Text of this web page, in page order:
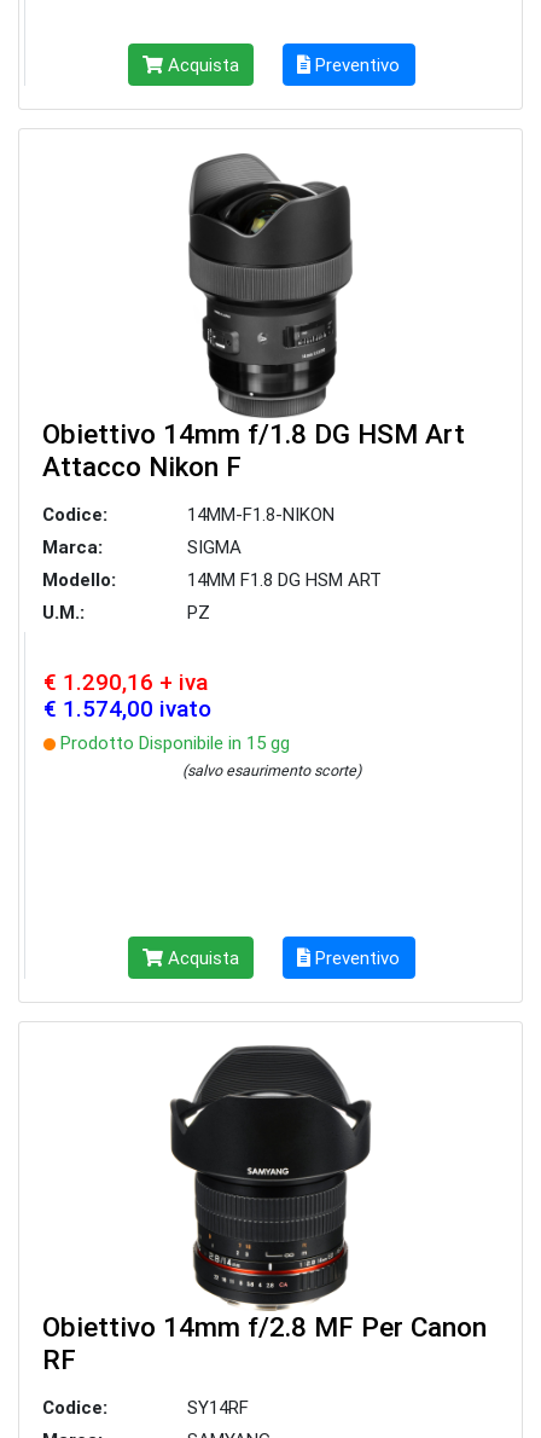
Acquista Preventivo
Obiettivo 14mm f/1.8 DG HSM Art
Attacco Nikon F
Codice:
14MM-F1.8-NIKON
Marca:
SIGMA
Modello:
14MM F1.8 DG HSM ART
U.M.:
PZ
€ 1.290,16 + iva
€ 1.574,00 ivato
Prodotto Disponibile in 15 gg
(salvo esaurimento scorte)
Acquista Preventivo
Obiettivo 14mm f/2.8 MF Per Canon
RF
Codice:
SY14RF